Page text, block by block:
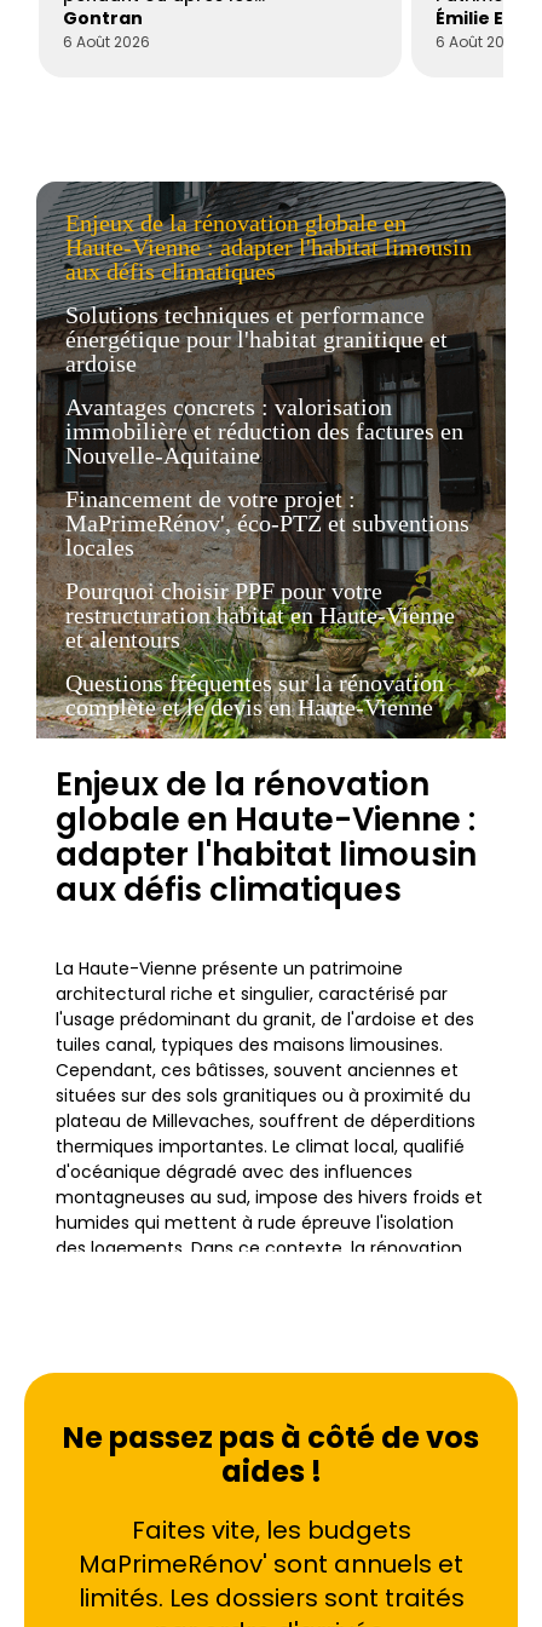
Gontran
6 Août 2026
Émilie
6 Août 2026
Enjeux de la rénovation globale en
Haute-Vienne : adapter l'habitat limousin
aux défis climatiques
Solutions techniques et performance
énergétique pour l'habitat granitique et
ardoise
Avantages concrets : valorisation
immobilière et réduction des factures en
Nouvelle-Aquitaine
Financement de votre projet :
MaPrimeRénov', éco-PTZ et subventions
locales
Pourquoi choisir PPF pour votre
restructuration habitat en Haute-Vienne
et alentours
Questions fréquentes sur la rénovation
complète et le devis en Haute-Vienne
Enjeux de la rénovation
globale en Haute-Vienne :
adapter l'habitat limousin
aux défis climatiques
La Haute-Vienne présente un patrimoine
architectural riche et singulier, caractérisé par
l'usage prédominant du granit, de l'ardoise et des
tuiles canal, typiques des maisons limousines.
Cependant, ces bâtisses, souvent anciennes et
situées sur des sols granitiques ou à proximité du
plateau de Millevaches, souffrent de déperditions
thermiques importantes. Le climat local, qualifié
d'océanique dégradé avec des influences
montagneuses au sud, impose des hivers froids et
humides qui mettent à rude épreuve l'isolation
des logements. Dans ce contexte, la rénovation
approche coordonnée permet de traiter
assurant une cohérence technique indispensable
pour atteindre un gain de 2 classes DPE minimum.
Que ce soit pour une maison de maître à Limoges
centre, une longère à Saint-Junien ou une ferme
rénovée à Bellac, l'objectif reste le même :
améliorer le confort tout en réduisant l'empreinte
Ne passez pas à côté de vos
aides !
Faites vite, les budgets
MaPrimeRénov' sont annuels et
limités. Les dossiers sont traités